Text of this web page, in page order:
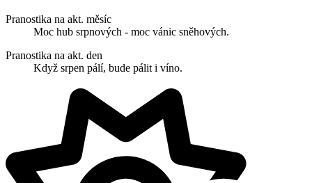
Pranostika na akt. měsíc
Moc hub srpnových - moc vánic sněhových.
Pranostika na akt. den
Když srpen pálí, bude pálit i víno.